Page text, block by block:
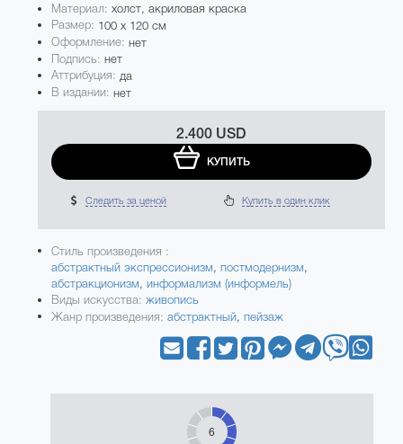
Материал: холст, акриловая краска
Размер: 100 x 120 см
Оформление:нет
Подпись:нет
Аттрибуция: да
В издании:нет
2.400 USD
КУПИТЬ
Следить за ценой Купить в один клик
Стиль произведения :
абстрактный экспрессионизм,постмодернизм,
абстракционизм,информализм (информель)
Виды искусства:живопись
Жанр произведения: абстрактный,пейзаж
6